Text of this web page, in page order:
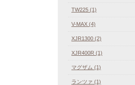
TW225 (1)
V-MAX (4)
XJR1300 (2)
XJR400R (1)
マグザム (1)
ランツァ (1)